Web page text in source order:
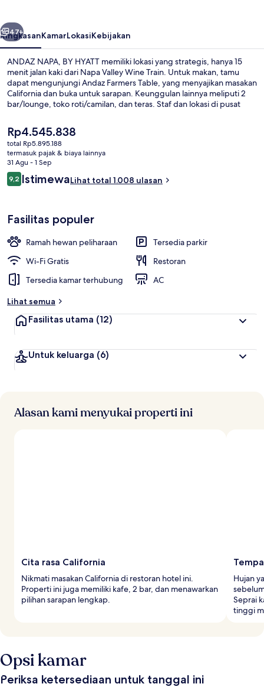
Berikutnya
47+
RingkasanKamarLokasiKebijakan
ANDAZ NAPA, BY HYATT memiliki lokasi yang strategis, hanya 15
menit jalan kaki dari Napa Valley Wine Train. Untuk makan, tamu
dapat mengunjungi Andaz Farmers Table, yang menyajikan masakan
California dan buka untuk sarapan. Keunggulan lainnya meliputi 2
bar/lounge, toko roti/camilan, dan teras. Staf dan lokasi di pusat
Harga
saat
ini
Rp4.545.838
Rp4.545.838
total Rp5.895.188
termasuk pajak & biaya lainnya
31 Agu - 1 Sep
Ulasan
9,29,2 dari 10
IstimewaLihat total 1.008 ulasan
Fasilitas populer
Ramah hewan peliharaan
Tersedia parkir
Wi-Fi Gratis
Restoran
Tersedia kamar terhubung
AC
Lihat semua
Fasilitas utama (12)
Untuk keluarga (6)
Alasan kami menyukai properti ini
Cita rasa California
Nikmati masakan California di restoran hotel ini.
Properti ini juga memiliki kafe, 2 bar, dan menawarkan
pilihan sarapan lengkap.
Hujan
Seprai
tinggi
Opsi kamar
Periksa ketersediaan untuk tanggal ini